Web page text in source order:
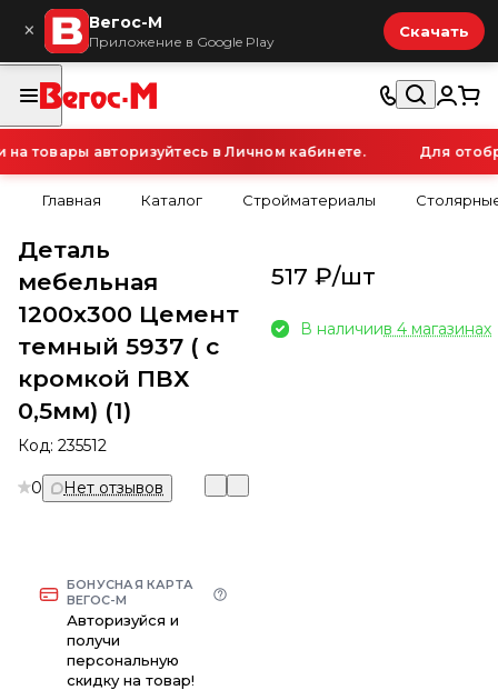
× Вегос-М
Приложение в Google Play
Скачать
товары авторизуйтесь в Личном кабинете. Для
Главная Каталог Стройматериалы
Деталь
мебельная
1200х300 Цемент
темный 5937 ( с
кромкой ПВХ
0,5мм) (1)
Код: 235512
0 Нет отзывов
БОНУСНАЯ КАРТА
ВЕГОС-М
Авторизуйся и
получи
персональную
скидку на товар!
517 ₽/шт
В наличиив 4 магазинах